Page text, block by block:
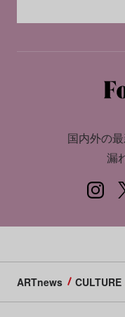
国内外の
漏
ARTnews CULTURE